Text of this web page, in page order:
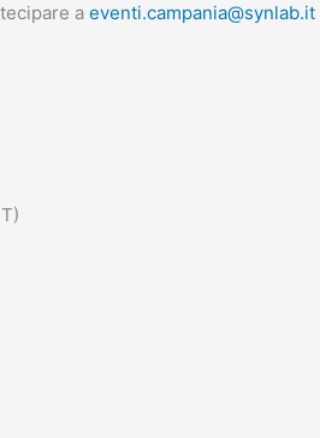
a eventi.campania@synlab.it